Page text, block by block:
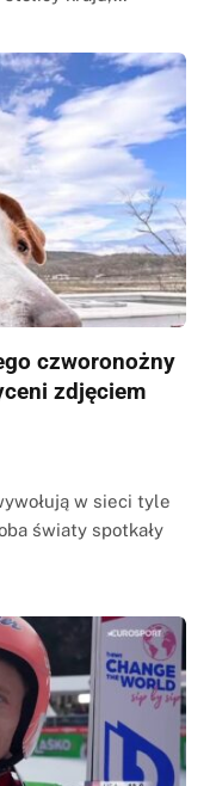
czworonożny
zdjęciem
w sieci tyle
światy spotkały